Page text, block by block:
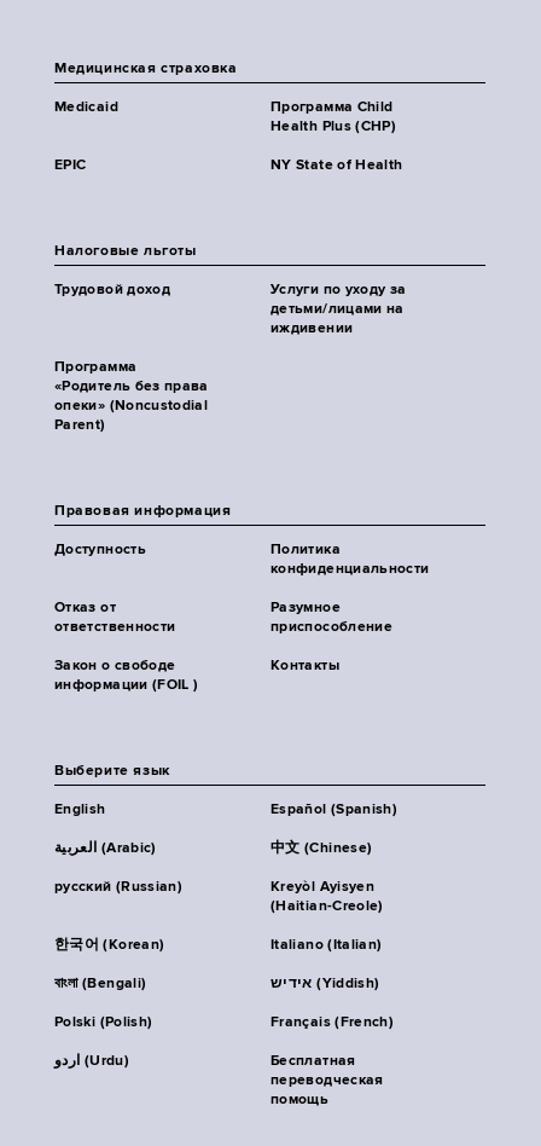
Медицинская страховка
Medicaid
Программа Child
Health Plus (CHP)
EPIC NY State of Health
Налоговые льготы
Трудовой доход
Услуги по уходу за
детьми/лицами на
иждивении
Программа
«Родитель без права
опеки» (Noncustodial
Parent)
Правовая информация
Доступность
Политика
конфиденциальности
Отказ от
ответственности
Разумное
приспособление
Закон о свободе
информации (FOIL )
Контакты
Выберите язык
English Español (Spanish)
العربية (Arabic) 中文 (Chinese)
русский (Russian)
Kreyòl Ayisyen
(Haitian-Creole)
한국어 (Korean) Italiano (Italian)
বাংলা (Bengali) אידיש (Yiddish)
Polski (Polish) Français (French)
اردو (Urdu)
Бесплатная
переводческая
помощь